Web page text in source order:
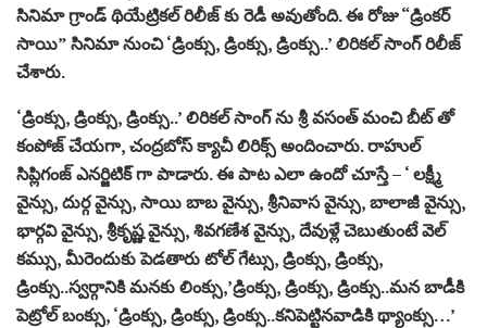
సినిమా గ్రాండ్ థియేట్రికల్ రిలీజ్ కు రెడీ అ‌వుతోంది. ఈ రోజు “డ్రింకర్
సాయి” సినిమా నుంచి ‘డ్రింక్సు, డ్రింక్సు, డ్రింక్సు..’ లిరికల్ సాంగ్ రిలీజ్
చేశారు.
‘డ్రింక్సు, డ్రింక్సు, డ్రింక్సు..’ లిరికల్ సాంగ్ ను శ్రీ వసంత్ మంచి బీట్ తో
కంపోజ్ చేయగా, చంద్రబోస్ క్యాచీ లిరిక్స్ అందించారు. రాహుల్
సిప్లిగంజ్ ఎనర్జిటిక్ గా పాడారు. ఈ పాట ఎలా ఉందో చూస్తే – ‘ లక్ష్మీ
వైన్సు, దుర్గ వైన్సు, సాయి బాబ వైన్సు, శ్రీనివాస వైన్సు, బాలాజీ వైన్సు,
భార్గవి వైన్సు, శ్రీకృష్ణ వైన్సు, శివగణేశ వైన్సు, దేవుళ్లే చెబుతుంటే వెల్
కమ్సు, మీరెందుకు పెడతారు టోల్ గేట్సు, డ్రింక్సు, డ్రింక్సు,
డ్రింక్సు..స్వర్గానికి మనకు లింక్సు,’డ్రింక్సు, డ్రింక్సు, డ్రింక్సు..మన బాడీకి
పెట్రోల్ బంక్సు, ‘డ్రింక్సు, డ్రింక్సు, డ్రింక్సు..కనిపెట్టినవాడికి థ్యాంక్సు…’